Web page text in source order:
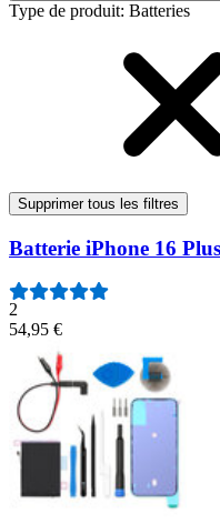
Type de produit: Batteries
Supprimer tous les filtres
Batterie iPhone 16 Plus
2
54,95 €